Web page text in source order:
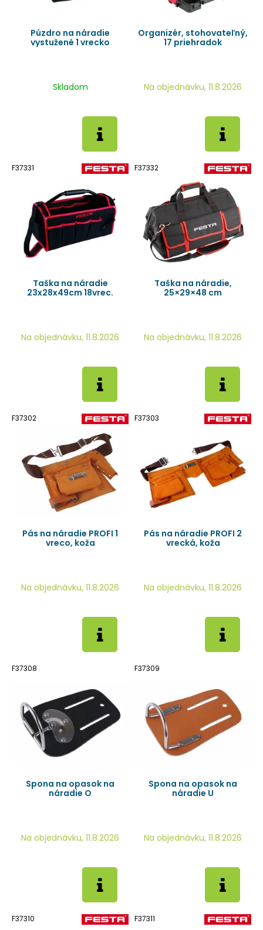
Púzdro na náradie
vystužené 1 vrecko
Skladom
Organizér, stohovateľný,
17 priehradok
Na objednávku, 11.8.2026
F37331
Taška na náradie
23x28x49cm 18vrec.
Na objednávku, 11.8.2026
F37332
Taška na náradie,
25×29×48 cm
Na objednávku, 11.8.2026
F37302
Pás na náradie PROFI 1
vreco, koža
Na objednávku, 11.8.2026
F37303
Pás na náradie PROFI 2
vrecká, koža
Na objednávku, 11.8.2026
F37308
Spona na opasok na
náradie O
Na objednávku, 11.8.2026
F37309
Spona na opasok na
náradie U
Na objednávku, 11.8.2026
F37310 F37311